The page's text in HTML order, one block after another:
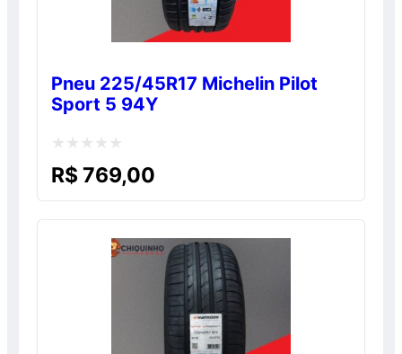
Pneu 225/45R17 Michelin Pilot
Sport 5 94Y
Avaliação
R$ 769,00